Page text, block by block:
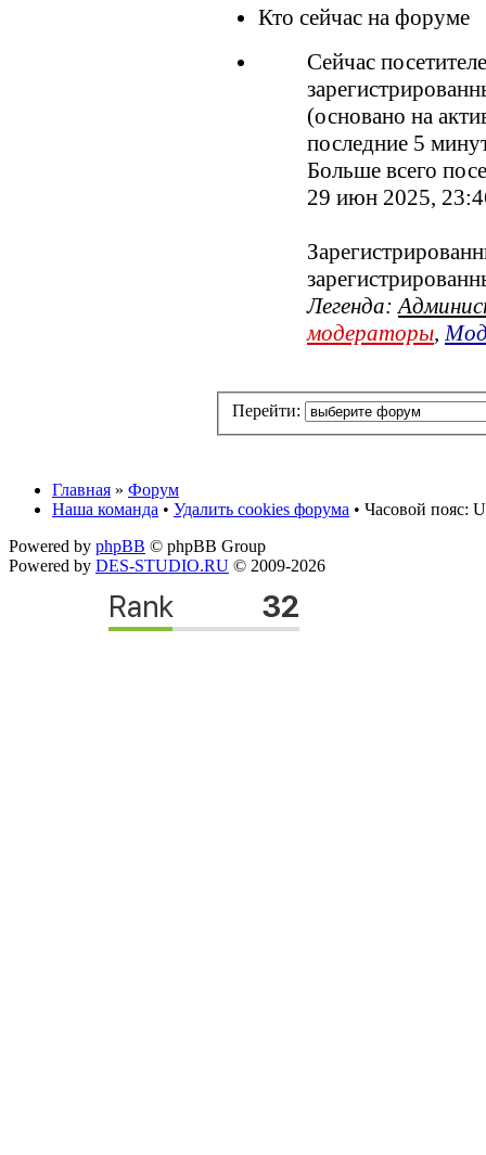
Кто сейчас на форуме
Сейчас
(основано на
последние 5
Больше всего
29 июн 2025,
Легенда:
модераторы,
Перейти:
Главная » Форум
Наша команда • Удалить cookies форума • Часовой пояс:
Powered by phpBB © phpBB Group
Powered by DES-STUDIO.RU © 2009-2026